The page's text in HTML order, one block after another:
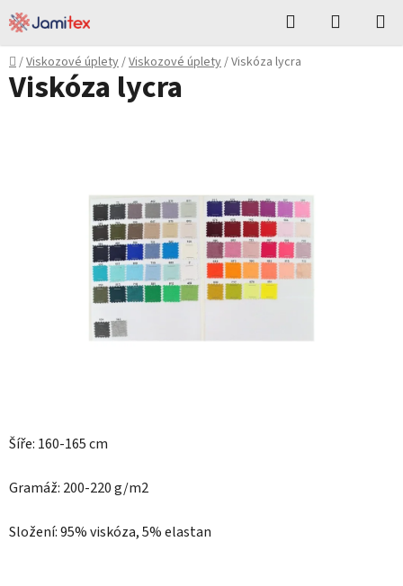
Přejít
na
obsah
Hledat
KOŠÍK
Domů
/Viskozové úplety/Viskozové úplety/Viskóza lycra
Šíře: 160-165 cm
Gramáž: 200-220 g/m2
Složení: 95% viskóza, 5% elastan
Viskóza lycra